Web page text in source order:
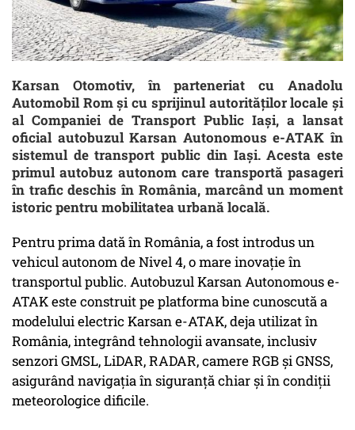
Karsan Otomotiv, în parteneriat cu Anadolu
Automobil Rom și cu sprijinul autorităților locale și
al Companiei de Transport Public Iași, a lansat
oficial autobuzul Karsan Autonomous e-ATAK în
sistemul de transport public din Iași. Acesta este
primul autobuz autonom care transportă pasageri
în trafic deschis în România, marcând un moment
istoric pentru mobilitatea urbană locală.
Pentru prima dată în România, a fost introdus un
vehicul autonom de Nivel 4, o mare inovație în
transportul public. Autobuzul Karsan Autonomous e-
ATAK este construit pe platforma bine cunoscută a
modelului electric Karsan e-ATAK, deja utilizat în
România, integrând tehnologii avansate, inclusiv
senzori GMSL, LiDAR, RADAR, camere RGB și GNSS,
asigurând navigația în siguranță chiar și în condiții
meteorologice dificile.